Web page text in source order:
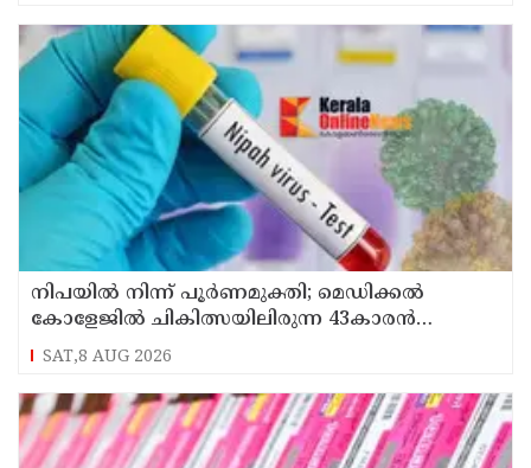
നിപയിൽ നിന്ന് പൂർണമുക്തി; മെഡിക്കൽ
കോളേജിൽ ചികിത്സയിലിരുന്ന 43കാരൻ
വീട്ടിലേക്ക് മടങ്ങി
SAT,8 AUG 2026